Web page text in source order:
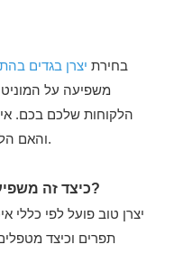
בחירת יצרן בגדים
משפיעה על
הלקוחות שלכם בכם.
והאם הלקוחות יחזרו, כל אלה תלויים בבחירה זו.
כיצד זה משפיע על איכות המוצר ועל המותג שלך?
יצרן טוב פועל לפי כללי
תפרים וכיצד